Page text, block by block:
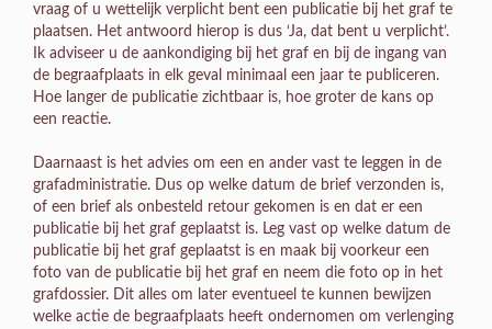
vraag of u wettelijk verplicht bent een publicatie bij het graf te
plaatsen. Het antwoord hierop is dus ‘Ja, dat bent u verplicht’.
Ik adviseer u de aankondiging bij het graf en bij de ingang van
de begraafplaats in elk geval minimaal een jaar te publiceren.
Hoe langer de publicatie zichtbaar is, hoe groter de kans op
een reactie.
Daarnaast is het advies om een en ander vast te leggen in de
grafadministratie. Dus op welke datum de brief verzonden is,
of een brief als onbesteld retour gekomen is en dat er een
publicatie bij het graf geplaatst is. Leg vast op welke datum de
publicatie bij het graf geplaatst is en maak bij voorkeur een
foto van de publicatie bij het graf en neem die foto op in het
grafdossier. Dit alles om later eventueel te kunnen bewijzen
welke actie de begraafplaats heeft ondernomen om verlenging